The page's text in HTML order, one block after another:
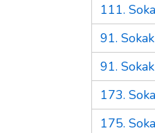
111.
91. Sokak
91. Sokak
173.
175.